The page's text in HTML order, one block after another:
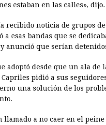
estaban en las calles», dijo.
recibido noticia de grupos
a esas bandas que se
anunció que serían
adoptó desde que un ala de
pidió a sus
una solución de los
llamado a no caer en el